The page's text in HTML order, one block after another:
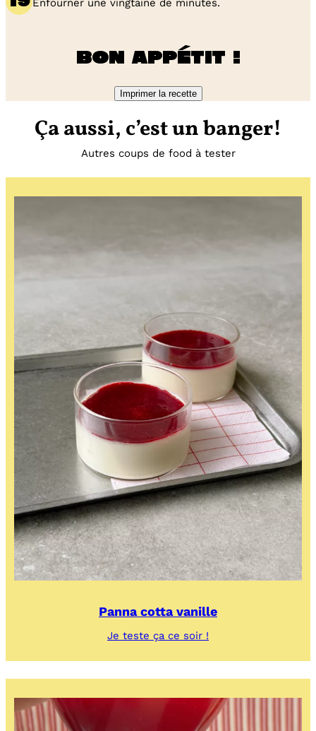
Enfourner une vingtaine de minutes.
Bon appétit !
Imprimer la recette
Ça aussi, c’est un banger!
Autres coups de food à tester
Panna cotta vanille
Je teste ça ce soir !
cotta